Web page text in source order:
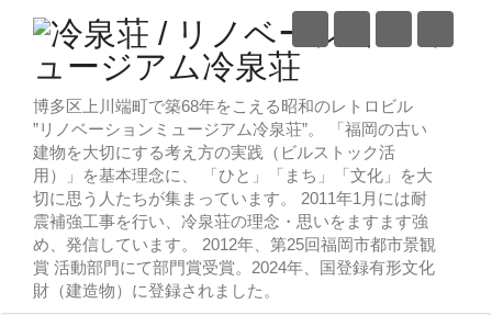
博多区上川端町で築68年をこえる昭和のレトロビル
”リノベーションミュージアム冷泉荘”。 「福岡の古い
建物を大切にする考え方の実践（ビルストック活
用）」を基本理念に、 「ひと」「まち」「文化」を大
切に思う人たちが集まっています。 2011年1月には耐
震補強工事を行い、冷泉荘の理念・思いをますます強
め、発信しています。 2012年、第25回福岡市都市景観
賞 活動部門にて部門賞受賞。2024年、国登録有形文化
財（建造物）に登録されました。